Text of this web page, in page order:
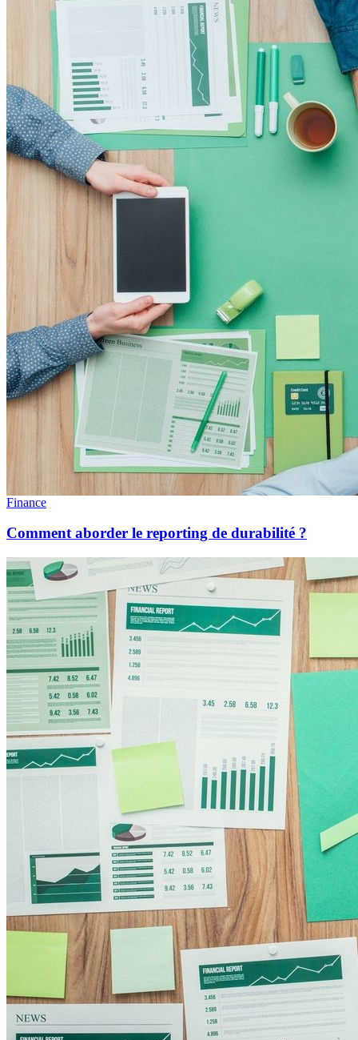
Finance
Comment aborder le reporting de durabilité ?